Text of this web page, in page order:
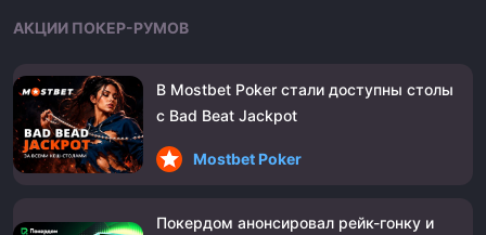
АКЦИИ ПОКЕР-РУМОВ
В Mostbet Poker стали доступны столы
с Bad Beat Jackpot
Mostbet Poker
Покердом анонсировал рейк-гонку и